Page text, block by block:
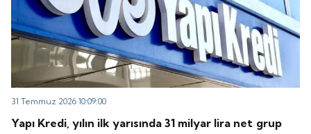
31 Temmuz 2026 10:09:00
Yapı Kredi, yılın ilk yarısında 31 milyar lira net grup